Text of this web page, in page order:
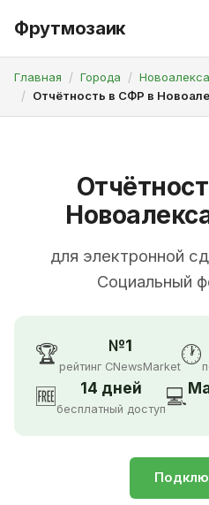
Фрутмозаик
Главная Города
Отчётность в СФР в
для электронной
Социальный
🏆 №1
рейтинг CNewsMarket🕐
🆓 14 дней
бесплатный доступ💻